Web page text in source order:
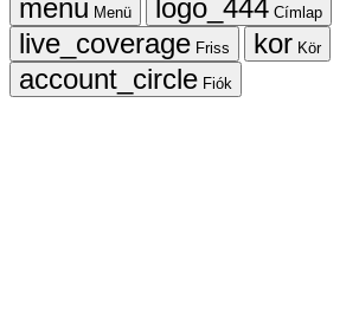
Menü
Címlap
Friss
Kör
Fiók